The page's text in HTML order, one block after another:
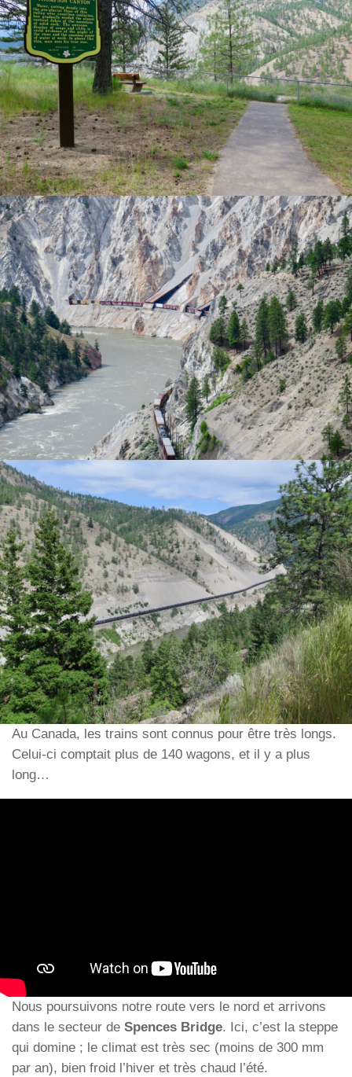
Au Canada, les trains sont connus pour être très longs.
Celui-ci comptait plus de 140 wagons, et il y a plus
long…
Nous poursuivons notre route vers le nord et arrivons
dans le secteur de Spences Bridge. Ici, c’est la steppe
qui domine ; le climat est très sec (moins de 300 mm
par an), bien froid l’hiver et très chaud l’été.